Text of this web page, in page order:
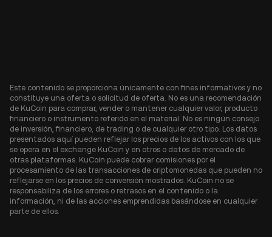
Este contenido se proporciona únicamente con fines informativos y no
constituye una oferta o solicitud de oferta. No es una recomendación
de KuCoin para comprar, vender o mantener cualquier valor, producto
financiero o instrumento referido en el material. No es ningún consejo
de inversión, financiero, de trading o de cualquier otro tipo. Los datos
presentados aquí pueden reflejar los precios de los activos con los que
se opera en el exchange KuCoin y en otros o datos de mercado de
otras plataformas. KuCoin puede cobrar comisiones por el
procesamiento de las transacciones de criptomonedas que pueden no
reflejarse en los precios de conversión mostrados. KuCoin no se
responsabiliza de los errores o retrasos en el contenido o la
información, ni de las acciones emprendidas basándose en cualquier
parte de ellos.